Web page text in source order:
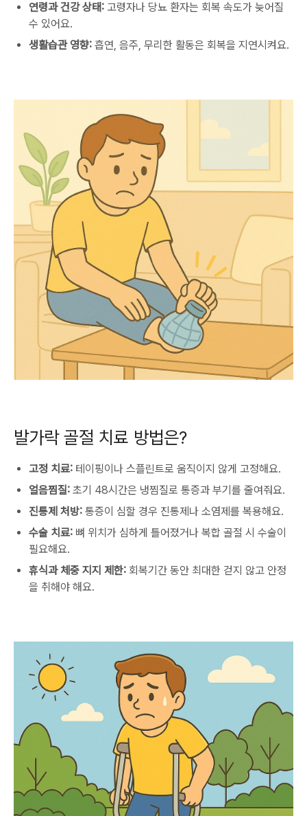
연령과 건강 상태: 고령자나 당뇨 환자는 회복 속도가 늦어질
수 있어요.
생활습관 영향: 흡연, 음주, 무리한 활동은 회복을 지연시켜요.
발가락 골절 치료 방법은?
고정 치료: 테이핑이나 스플린트로 움직이지 않게 고정해요.
얼음찜질: 초기 48시간은 냉찜질로 통증과 부기를 줄여줘요.
진통제 처방: 통증이 심할 경우 진통제나 소염제를 복용해요.
수술 치료: 뼈 위치가 심하게 틀어졌거나 복합 골절 시 수술이
필요해요.
휴식과 체중 지지 제한: 회복기간 동안 최대한 걷지 않고 안정
을 취해야 해요.